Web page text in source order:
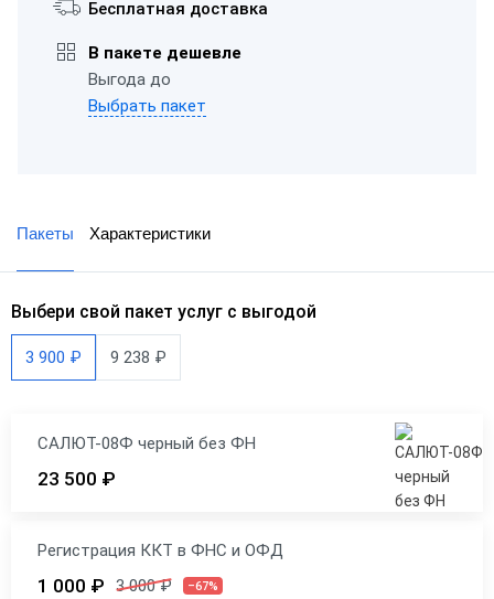
Бесплатная доставка
В пакете дешевле
Выгода до
Выбрать пакет
Пакеты Характеристики
Выбери свой пакет услуг с выгодой
3 900 ₽ 9 238 ₽
САЛЮТ-08Ф черный без ФН
23 500 ₽
Регистрация ККТ в ФНС и ОФД
1 000 ₽ 3 000 ₽ –67%